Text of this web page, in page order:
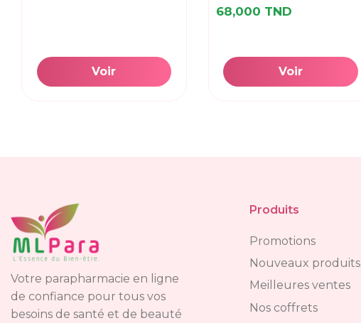
Voir
68,000 TND
Voir
Votre parapharmacie en ligne
de confiance pour tous vos
besoins de santé et de beauté
Produits
Promotions
Nouveaux produits
Meilleures ventes
Nos coffrets